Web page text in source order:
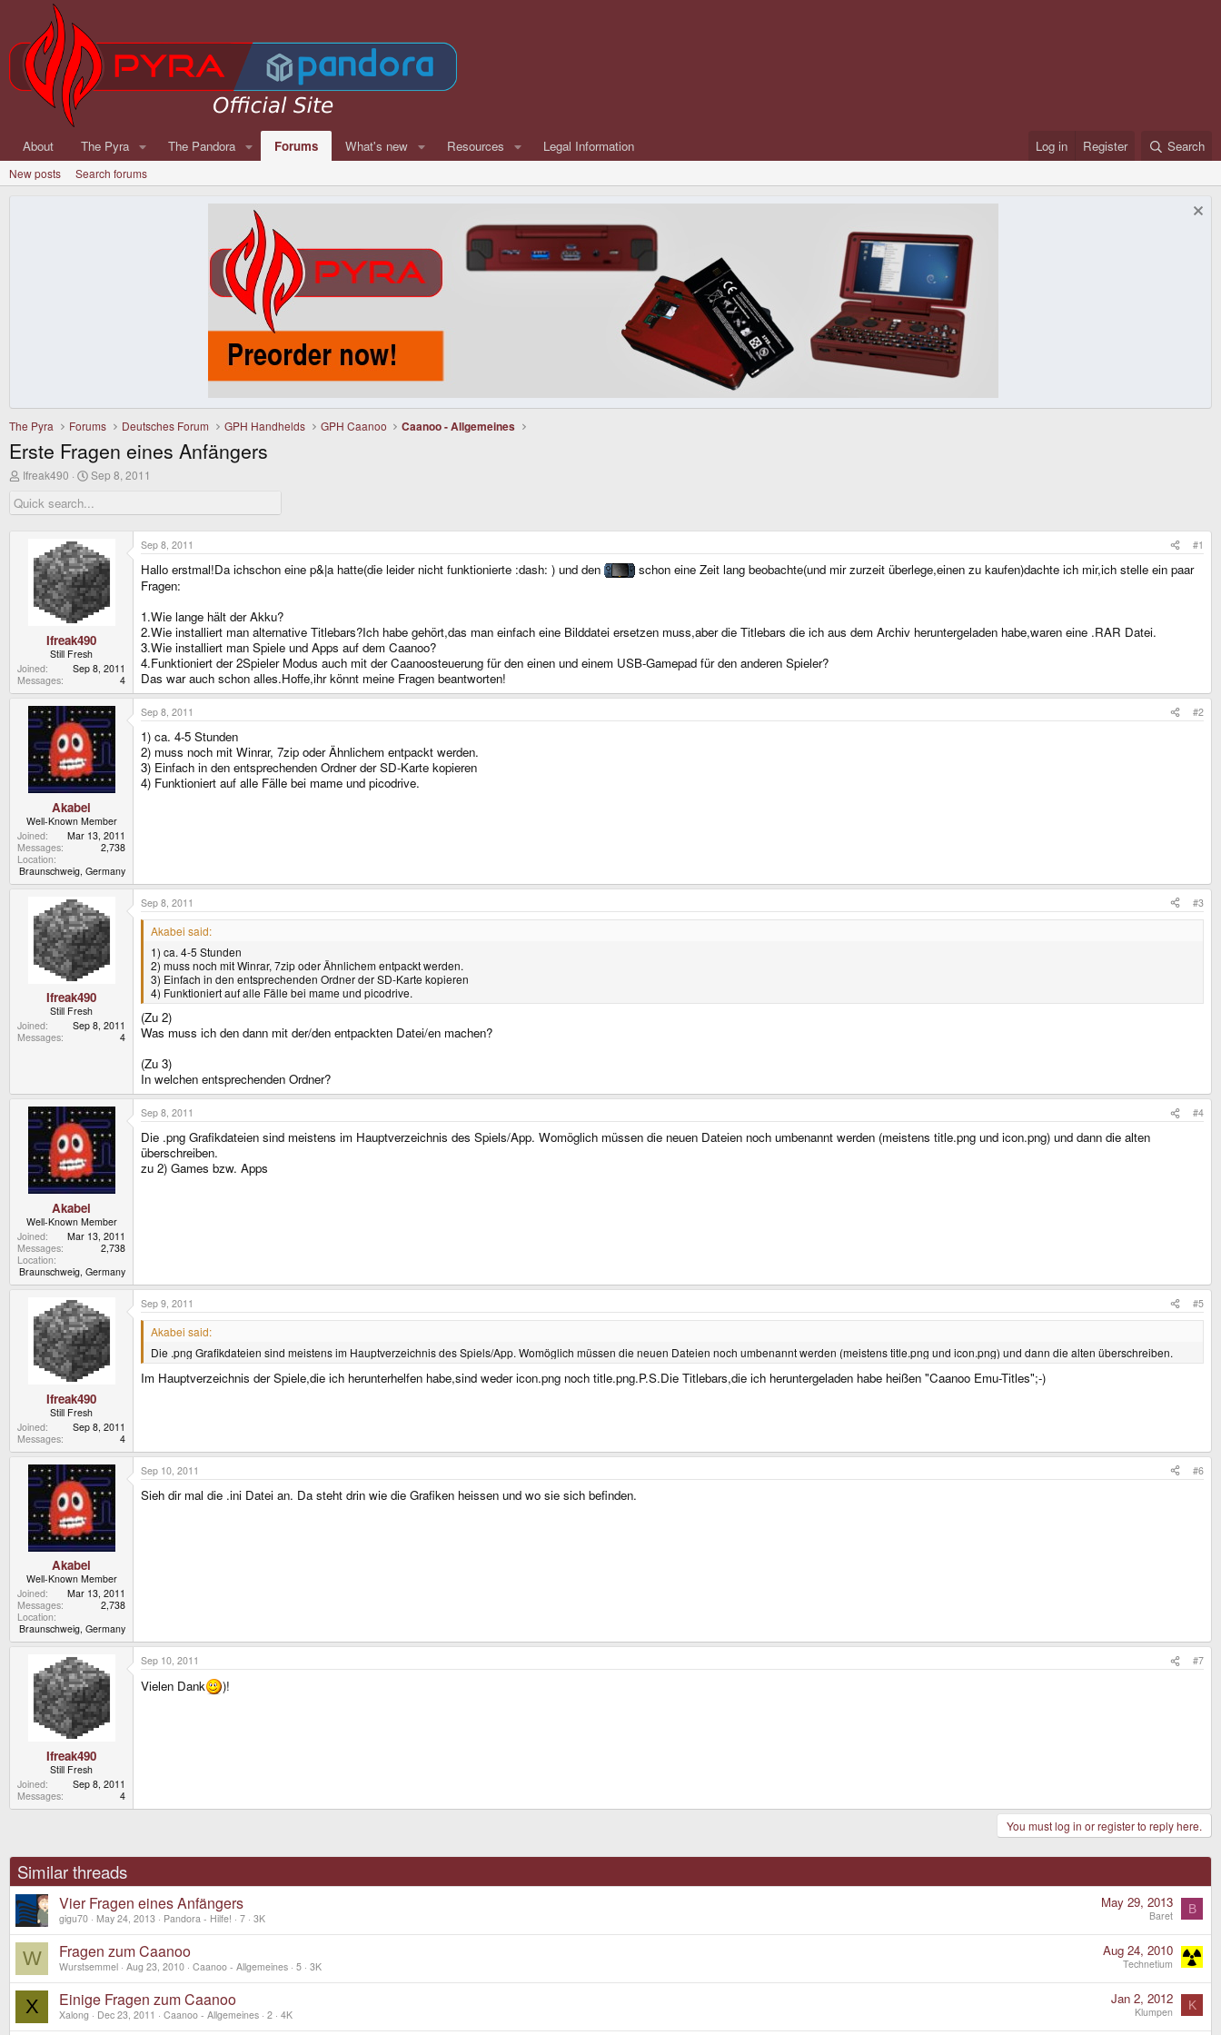
About The Pyra The Pandora Forums What's new Resources Legal Information Log in Register Search
New posts Search forums
The Pyra Forums Deutsches Forum GPH Handhelds GPH Caanoo Caanoo - Allgemeines
Erste Fragen eines Anfängers
T
r
e
Ifreak490
S
r
a
t
e
Sep 8, 2011
Ifreak490
Still Fresh
Joined
Sep 8, 2011
Messages
4
Sep 8, 2011 #1
Hallo erstmal!Da ichschon eine p&|a hatte(die leider nicht funktionierte :dash: ) und den
schon eine Zeit lang beobachte(und mir zurzeit überlege,einen zu kaufen)dachte ich mir,ich stelle ein paar
Fragen:
1.Wie lange hält der Akku?
2.Wie installiert man alternative Titlebars?Ich habe gehört,das man einfach eine Bilddatei ersetzen muss,aber die Titlebars die ich aus dem Archiv heruntergeladen habe,waren eine .RAR Datei.
3.Wie installiert man Spiele und Apps auf dem Caanoo?
4.Funktioniert der 2Spieler Modus auch mit der Caanoosteuerung für den einen und einem USB-Gamepad für den anderen Spieler?
Das war auch schon alles.Hoffe,ihr könnt meine Fragen beantworten!
Akabei
Well-Known Member
Joined
Mar 13, 2011
Messages
2,738
Location
Braunschweig, Germany
Sep 8, 2011 #2
1) ca. 4-5 Stunden
2) muss noch mit Winrar, 7zip oder Ähnlichem entpackt werden.
3) Einfach in den entsprechenden Ordner der SD-Karte kopieren
4) Funktioniert auf alle Fälle bei mame und picodrive.
Ifreak490
Still Fresh
Joined
Sep 8, 2011
Messages
4
Sep 8, 2011 #3
Akabei said:
1) ca. 4-5 Stunden
2) muss noch mit Winrar, 7zip oder Ähnlichem entpackt werden.
3) Einfach in den entsprechenden Ordner der SD-Karte kopieren
4) Funktioniert auf alle Fälle bei mame und picodrive.
(Zu 2)
Was muss ich den dann mit der/den entpackten Datei/en machen?
(Zu 3)
In welchen entsprechenden Ordner?
Akabei
Well-Known Member
Joined
Mar 13, 2011
Messages
2,738
Location
Braunschweig, Germany
Sep 8, 2011 #4
Die .png Grafikdateien sind meistens im Hauptverzeichnis des Spiels/App. Womöglich müssen die neuen Dateien noch umbenannt werden (meistens title.png und icon.png) und dann die alten
überschreiben.
zu 2) Games bzw. Apps
Ifreak490
Still Fresh
Joined
Sep 8, 2011
Messages
4
Sep 9, 2011 #5
Akabei said:
Die .png Grafikdateien sind meistens im Hauptverzeichnis des Spiels/App. Womöglich müssen die neuen Dateien noch umbenannt werden (meistens title.png und icon.png) und dann die alten überschreiben.
Im Hauptverzeichnis der Spiele,die ich herunterhelfen habe,sind weder icon.png noch title.png.P.S.Die Titlebars,die ich heruntergeladen habe heißen "Caanoo Emu-Titles";-)
Akabei
Well-Known Member
Joined
Mar 13, 2011
Messages
2,738
Location
Braunschweig, Germany
Sep 10, 2011 #6
Sieh dir mal die .ini Datei an. Da steht drin wie die Grafiken heissen und wo sie sich befinden.
Ifreak490
Still Fresh
Joined
Sep 8, 2011
Messages
4
Sep 10, 2011 #7
Vielen Dank )!
You must log in or register to reply here.
Similar threads
Vier Fragen eines Anfängers
gigu70 May 24, 2013 Pandora - Hilfe! 7 3K
May 29, 2013
Baret B
W Fragen zum Caanoo
Wurstsemmel Aug 23, 2010 Caanoo - Allgemeines 5 3K
Aug 24, 2010
Technetium
X Einige Fragen zum Caanoo
Xalong Dec 23, 2011 Caanoo - Allgemeines 2 4K
Jan 2, 2012
Klumpen K